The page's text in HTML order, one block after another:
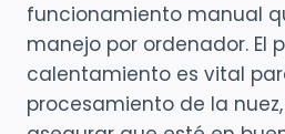
funcionamiento manual
manejo por ordenador. El
calentamiento es vital
procesamiento de la